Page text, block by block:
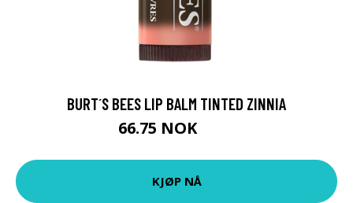
BURT´S BEES LIP BALM TINTED ZINNIA
66.75 NOK
KJØP NÅ